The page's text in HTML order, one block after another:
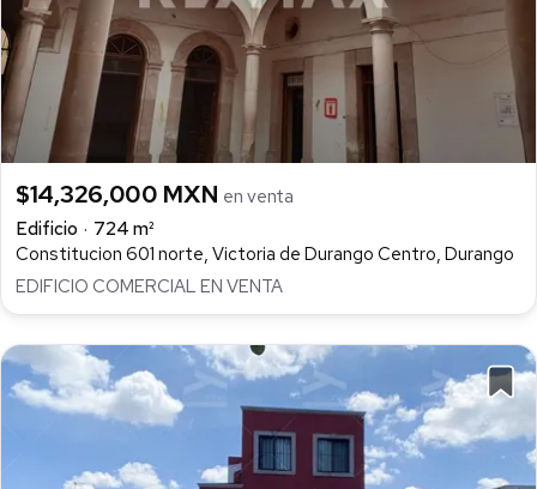
$14,326,000 MXN en venta
Edificio
724 m²
Constitucion 601 norte, Victoria de Durango Centro, Durango
EDIFICIO COMERCIAL EN VENTA